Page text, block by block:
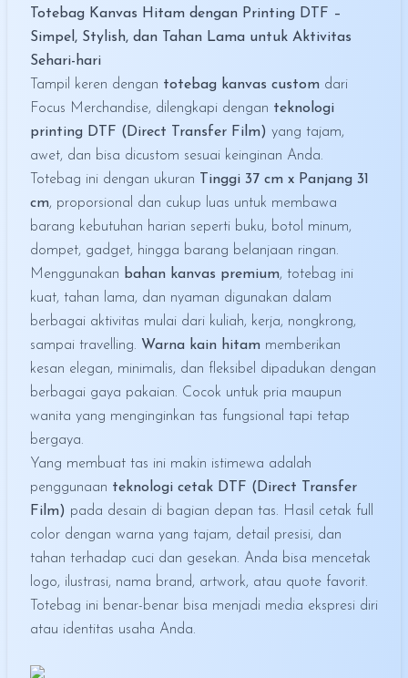
Totebag Kanvas Hitam dengan Printing DTF –
Simpel, Stylish, dan Tahan Lama untuk Aktivitas
Sehari-hari
Tampil keren dengan totebag kanvas custom dari
Focus Merchandise, dilengkapi dengan teknologi
printing DTF (Direct Transfer Film) yang tajam,
awet, dan bisa dicustom sesuai keinginan Anda.
Totebag ini dengan ukuran Tinggi 37 cm x Panjang 31
cm, proporsional dan cukup luas untuk membawa
barang kebutuhan harian seperti buku, botol minum,
dompet, gadget, hingga barang belanjaan ringan.
Menggunakan bahan kanvas premium, totebag ini
kuat, tahan lama, dan nyaman digunakan dalam
berbagai aktivitas mulai dari kuliah, kerja, nongkrong,
sampai travelling. Warna kain hitam memberikan
kesan elegan, minimalis, dan fleksibel dipadukan dengan
berbagai gaya pakaian. Cocok untuk pria maupun
wanita yang menginginkan tas fungsional tapi tetap
bergaya.
Yang membuat tas ini makin istimewa adalah
penggunaan teknologi cetak DTF (Direct Transfer
Film) pada desain di bagian depan tas. Hasil cetak full
color dengan warna yang tajam, detail presisi, dan
tahan terhadap cuci dan gesekan. Anda bisa mencetak
logo, ilustrasi, nama brand, artwork, atau quote favorit.
Totebag ini benar-benar bisa menjadi media ekspresi diri
atau identitas usaha Anda.